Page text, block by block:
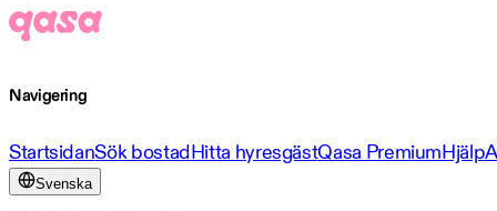
Navigering
StartsidanSök bostadHitta hyresgästQasa PremiumHjälp
Svenska